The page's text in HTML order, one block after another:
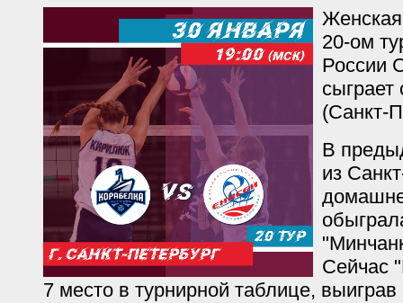
20-ом
России
сыграет
(Санкт-
В
из
Сейчас
7 место в турнирной таблице,